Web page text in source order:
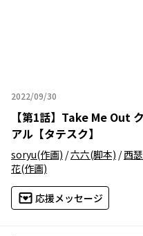
2022/09/30
2022年09月30日
【第1話】 Take Me Out
アル【タテスク】
soryu(作画) /六六(脚本) /西瑟
花(作画)
応援メッセージ